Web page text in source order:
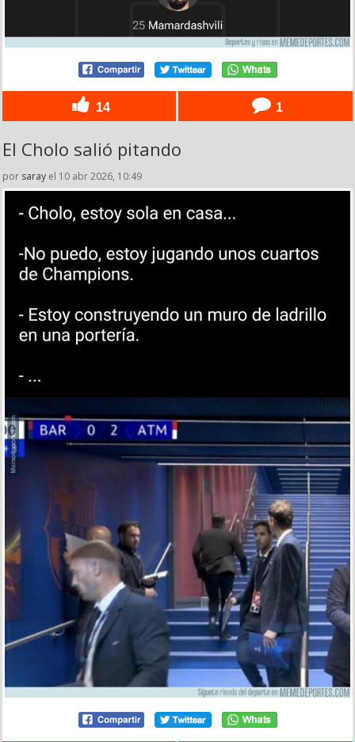
14 1
El Cholo salió pitando
por saray el 10 abr 2026, 10:49